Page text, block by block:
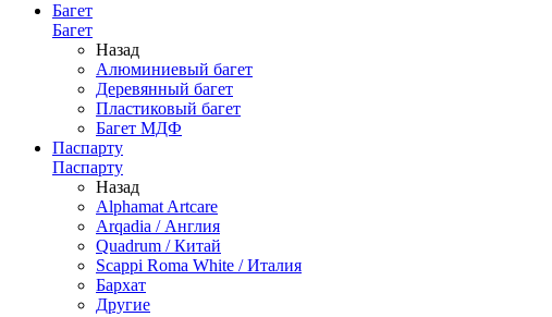
Багет
Багет
Назад
Алюминиевый багет
Деревянный багет
Пластиковый багет
Багет МДФ
Паспарту
Паспарту
Назад
Alphamat Artcare
Arqadia / Англия
Quadrum / Китай
Scappi Roma White / Италия
Бархат
Другие